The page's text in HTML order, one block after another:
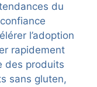
du
l’adoption
rapidement
des produits
sans gluten,